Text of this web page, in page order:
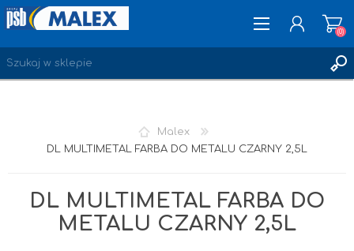
LOGOWANIE
(0)
Malex
DL MULTIMETAL FARBA DO METALU CZARNY 2,5L
DL MULTIMETAL FARBA DO
METALU CZARNY 2,5L